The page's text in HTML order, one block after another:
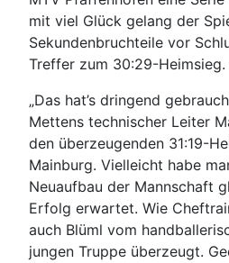
mit viel Glück gelang der
Sekundenbruchteile vor
Treffer zum 30:29-Heimsieg.
„Das hat’s dringend
Mettens technischer Leiter
den überzeugenden 31:19-
Mainburg. Vielleicht habe
Neuaufbau der Mannschaft
Erfolg erwartet. Wie
auch Blüml vom
jungen Truppe überzeugt.